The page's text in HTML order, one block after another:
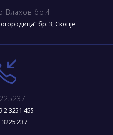
Влахов бр.4
бр. 3, Скопје
2 3251 455
3225 237